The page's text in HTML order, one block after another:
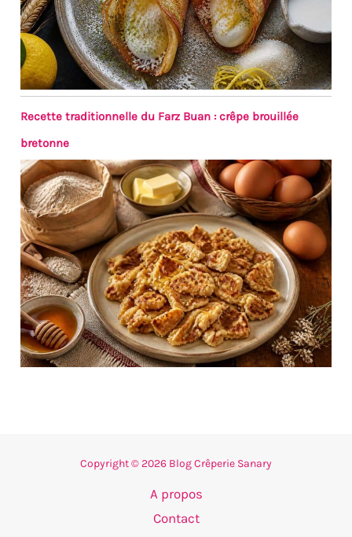
Recette traditionnelle du Farz Buan : crêpe brouillée
bretonne
Copyright © 2026 Blog Crêperie Sanary
A propos
Contact